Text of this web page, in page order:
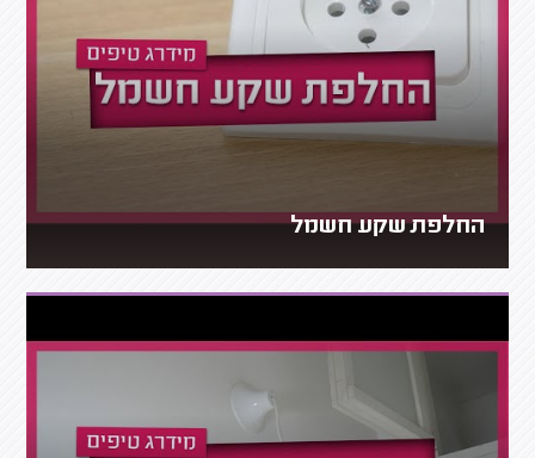
החלפת שקע חשמל